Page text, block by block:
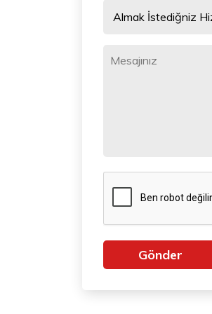
Gönder